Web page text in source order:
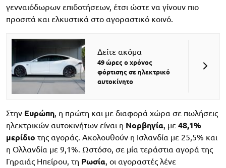
γενναιόδωρων επιδοτήσεων, έτσι ώστε να γίνουν πιο
προσιτά και ελκυστικά στο αγοραστικό κοινό.
Δείτε ακόμα
49 ώρες ο χρόνος
φόρτισης σε ηλεκτρικό
αυτοκίνητο
Στην Ευρώπη , η πρώτη και με διαφορά χώρα σε πωλήσεις
ηλεκτρικών αυτοκινήτων είναι η Νορβηγία , με 48,1%
μερίδιο της αγοράς. Ακολουθούν η Ισλανδία με 25,5% και
η Ολλανδία με 9,1%. Ωστόσο, σε μία τεράστια αγορά της
Γηραιάς Ηπείρου, τη Ρωσία , οι αγοραστές λένε